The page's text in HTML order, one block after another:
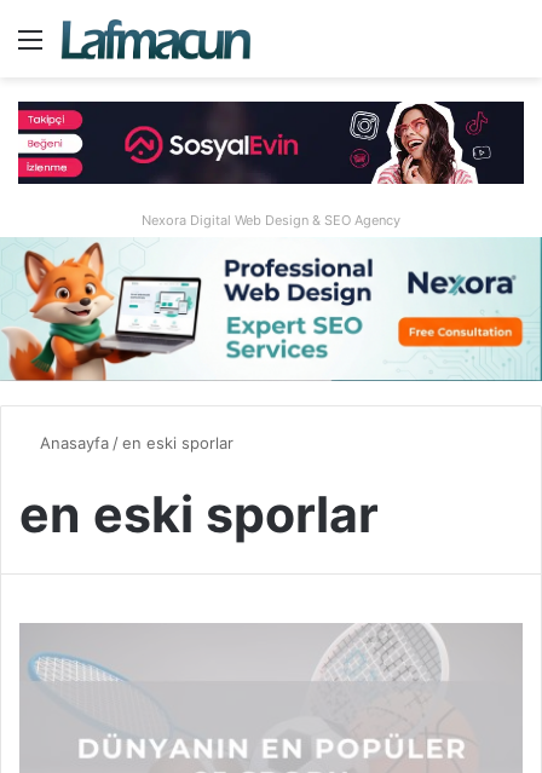
Menü
Nexora Digital Web Design & SEO Agency
Anasayfa/en eski sporlar
en eski sporlar